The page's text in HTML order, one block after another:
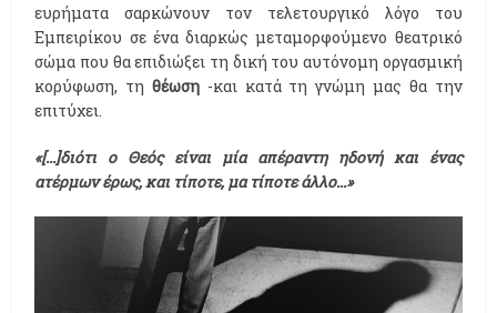
ευρήματα σαρκώνουν τον τελετουργικό λόγο του
Εμπειρίκου σε ένα διαρκώς μεταμορφούμενο θεατρικό
σώμα που θα επιδιώξει τη δική του αυτόνομη οργασμική
κορύφωση, τη θέωση-και κατά τη γνώμη μας θα την
επιτύχει.
«[...]διότι ο Θεός είναι μία απέραντη ηδονή και ένας
ατέρμων έρως, και τίποτε, μα τίποτε άλλο...»